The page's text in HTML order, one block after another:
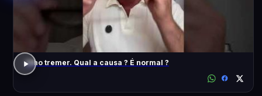
Olho tremer. Qual a causa ? É normal ?